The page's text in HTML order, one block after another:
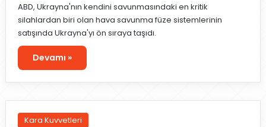
ABD, Ukrayna'nın kendini savunmasındaki en kritik
silahlardan biri olan hava savunma füze sistemlerinin
satışında Ukrayna'yı ön sıraya taşıdı.
Devamı »
Kara Kuvvetleri